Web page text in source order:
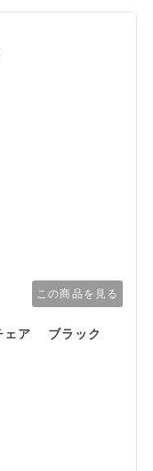
この商品を見る
ェア ブラック